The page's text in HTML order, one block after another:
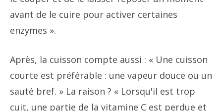
avant de le cuire pour activer certaines
enzymes ».
Après, la cuisson compte aussi : « Une cuisson
courte est préférable : une vapeur douce ou un
sauté bref. » La raison ? « Lorsqu'il est trop
cuit, une partie de la vitamine C est perdue et